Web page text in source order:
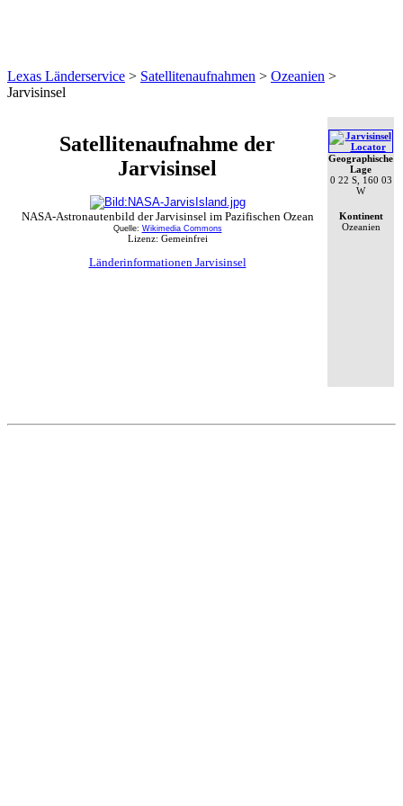
Lexas Länderservice > Satellitenaufnahmen > Ozeanien >
Jarvisinsel
Satellitenaufnahme der
Jarvisinsel
NASA-Astronautenbild der Jarvisinsel im Pazifischen Ozean
Quelle: Wikimedia Commons
Lizenz: Gemeinfrei
Länderinformationen Jarvisinsel
Geographische
Lage
0 22 S, 160 03
W
Kontinent
Ozeanien